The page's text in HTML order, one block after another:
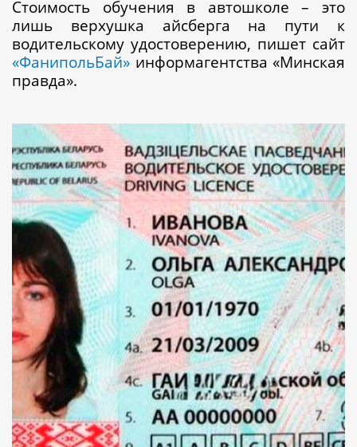
Стоимость обучения в автошколе – это
лишь верхушка айсберга на пути к
водительскому удостоверению, пишет сайт
«ФанипольБай» информагентства «Минская
правда».